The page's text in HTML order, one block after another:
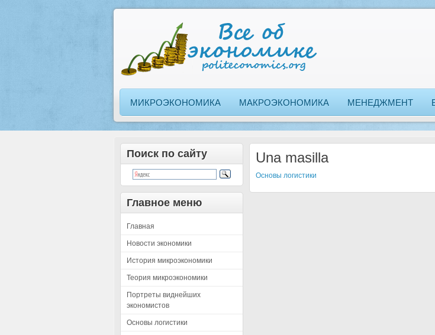
МИКРОЭКОНОМИКА МАКРОЭКОНОМИКА МЕНЕДЖМЕНТ
Поиск по сайту
Главное меню
Главная
Новости экономики
История микроэкономики
Теория микроэкономики
Портреты виднейших
экономистов
Основы логистики
Una masilla
Основы логистики